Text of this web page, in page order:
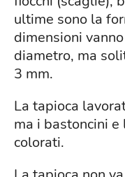
ultime sono la
dimensioni
diametro, ma
3 mm.
La tapioca
ma i bastoncini
colorati.